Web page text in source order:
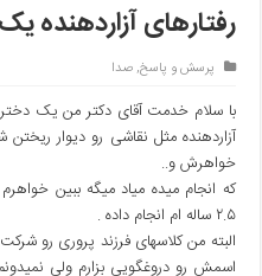
رفتارهای
پرسش و پاسخ,صدا
آزاردهنده مثل نقاشی رو دیوار
خواهرش و..
که انجام میده میاد میگه ببین
۲.۵ ساله ام انجام داده .
البته من کلاسهای فرزند پروری رو
اسمش رو دروغگویی بزارم ولی